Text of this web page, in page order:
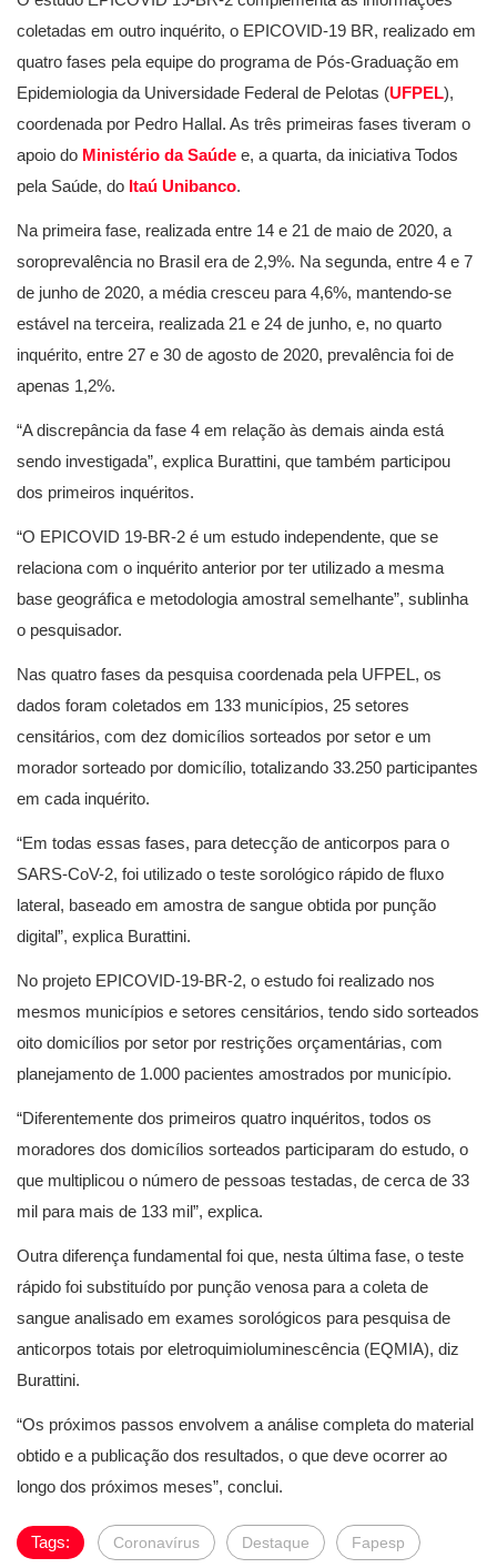
coletadas em outro inquérito, o EPICOVID-19 BR, realizado em
quatro fases pela equipe do programa de Pós-Graduação em
Epidemiologia da Universidade Federal de Pelotas (UFPEL),
coordenada por Pedro Hallal. As três primeiras fases tiveram o
apoio do Ministério da Saúde e, a quarta, da iniciativa Todos
pela Saúde, do Itaú Unibanco.
Na primeira fase, realizada entre 14 e 21 de maio de 2020, a
soroprevalência no Brasil era de 2,9%. Na segunda, entre 4 e 7
de junho de 2020, a média cresceu para 4,6%, mantendo-se
estável na terceira, realizada 21 e 24 de junho, e, no quarto
inquérito, entre 27 e 30 de agosto de 2020, prevalência foi de
apenas 1,2%.
“A discrepância da fase 4 em relação às demais ainda está
sendo investigada”, explica Burattini, que também participou
dos primeiros inquéritos.
“O EPICOVID 19-BR-2 é um estudo independente, que se
relaciona com o inquérito anterior por ter utilizado a mesma
base geográfica e metodologia amostral semelhante”, sublinha
o pesquisador.
Nas quatro fases da pesquisa coordenada pela UFPEL, os
dados foram coletados em 133 municípios, 25 setores
censitários, com dez domicílios sorteados por setor e um
morador sorteado por domicílio, totalizando 33.250 participantes
em cada inquérito.
“Em todas essas fases, para detecção de anticorpos para o
SARS-CoV-2, foi utilizado o teste sorológico rápido de fluxo
lateral, baseado em amostra de sangue obtida por punção
digital”, explica Burattini.
No projeto EPICOVID-19-BR-2, o estudo foi realizado nos
mesmos municípios e setores censitários, tendo sido sorteados
oito domicílios por setor por restrições orçamentárias, com
planejamento de 1.000 pacientes amostrados por município.
“Diferentemente dos primeiros quatro inquéritos, todos os
moradores dos domicílios sorteados participaram do estudo, o
que multiplicou o número de pessoas testadas, de cerca de 33
mil para mais de 133 mil”, explica.
Outra diferença fundamental foi que, nesta última fase, o teste
rápido foi substituído por punção venosa para a coleta de
sangue analisado em exames sorológicos para pesquisa de
anticorpos totais por eletroquimioluminescência (EQMIA), diz
Burattini.
“Os próximos passos envolvem a análise completa do material
obtido e a publicação dos resultados, o que deve ocorrer ao
longo dos próximos meses”, conclui.
Tags: Coronavírus Destaque Fapesp